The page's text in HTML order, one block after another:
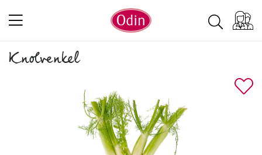
Knolvenkel